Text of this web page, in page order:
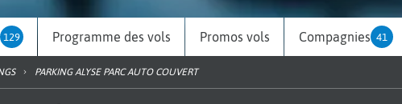
129 Programme des vols Promos vols Compagnies 41
PARKING ALYSE PARC AUTO COUVERT